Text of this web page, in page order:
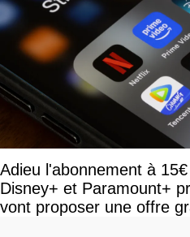
Adieu l'abonnement à
Disney+ et Paramount+
vont proposer une offre